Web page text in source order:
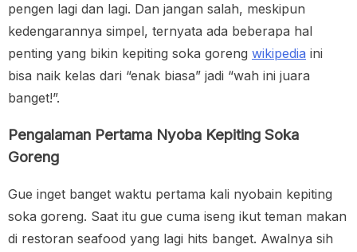
pengen lagi dan lagi. Dan jangan salah, meskipun
kedengarannya simpel, ternyata ada beberapa hal
penting yang bikin kepiting soka goreng wikipedia ini
bisa naik kelas dari “enak biasa” jadi “wah ini juara
banget!”.
Pengalaman Pertama Nyoba Kepiting Soka
Goreng
Gue inget banget waktu pertama kali nyobain kepiting
soka goreng. Saat itu gue cuma iseng ikut teman makan
di restoran seafood yang lagi hits banget. Awalnya sih